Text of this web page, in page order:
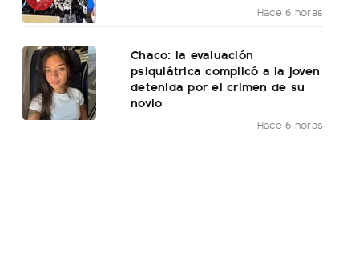
Hace 6 horas
Chaco: la evaluación
psiquiátrica complicó a la joven
detenida por el crimen de su
novio
Hace 6 horas